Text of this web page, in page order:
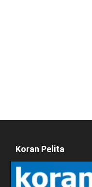
Koran Pelita
Pemutar
Video